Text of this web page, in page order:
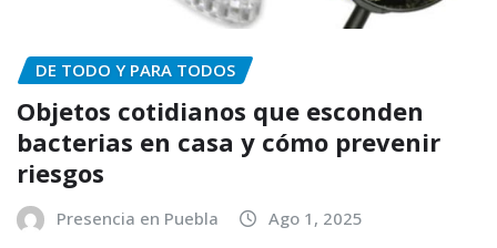
DE TODO Y PARA TODOS
Objetos cotidianos que esconden
bacterias en casa y cómo prevenir
riesgos
Presencia en Puebla Ago 1, 2025